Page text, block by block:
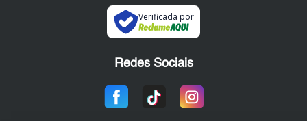
Verificada por
Redes Sociais